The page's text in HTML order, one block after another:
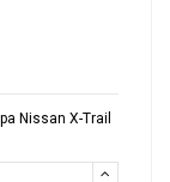
Nissan X-Trail